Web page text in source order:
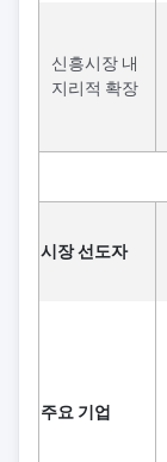
신흥시장 내
지리적 확장
시장 선도자
주요 기업